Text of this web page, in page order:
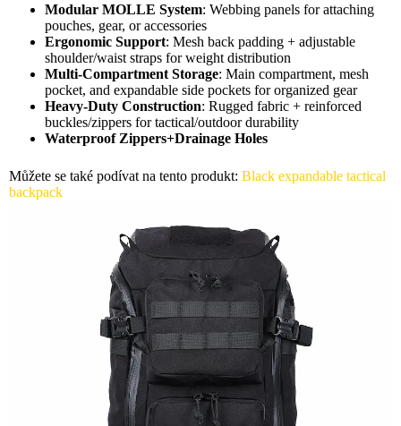
Modular MOLLE System: Webbing panels for attaching
pouches, gear, or accessories
Ergonomic Support: Mesh back padding + adjustable
shoulder/waist straps for weight distribution
Multi-Compartment Storage: Main compartment, mesh
pocket, and expandable side pockets for organized gear
Heavy-Duty Construction: Rugged fabric + reinforced
buckles/zippers for tactical/outdoor durability
Waterproof Zippers+Drainage Holes
Můžete se také podívat na tento produkt: Black expandable tactical
backpack